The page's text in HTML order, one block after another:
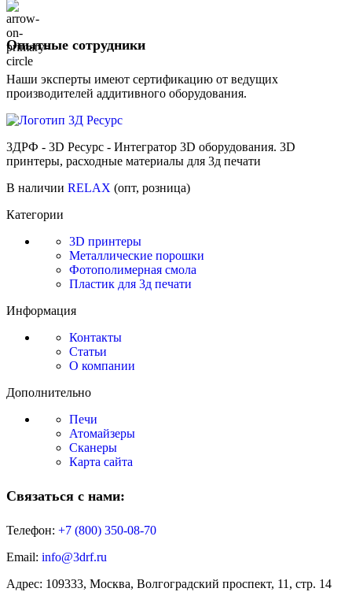
Опытные сотрудники
Наши эксперты имеют сертификацию от ведущих
производителей аддитивного оборудования.
3ДРФ - 3D Ресурс - Интегратор 3D оборудования. 3D
принтеры, расходные материалы для 3д печати
В наличии RELAX (опт, розница)
Категории
3D принтеры
Металлические порошки
Фотополимерная смола
Пластик для 3д печати
Информация
Контакты
Статьи
О компании
Дополнительно
Печи
Атомайзеры
Сканеры
Карта сайта
Связаться с нами:
Телефон: +7 (800) 350-08-70
Email: info@3drf.ru
Адрес: 109333, Москва, Волгоградский проспект, 11, стр. 14